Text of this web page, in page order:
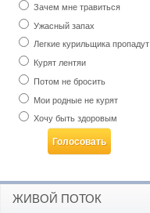
Зачем мне травиться
Ужасный запах
Легкие курильщика пропадут
Курят лентяи
Потом не бросить
Мои родные не курят
Хочу быть здоровым
ЖИВОЙ ПОТОК